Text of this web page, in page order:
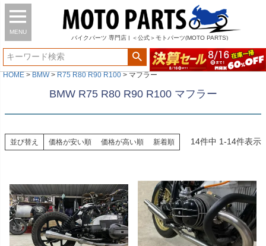
MENU
バイク パーツ 専門店 | ＜公式＞モトパーツ(MOTO PARTS)
HOME BMW R75 R80 R90 R100 マフラー
BMW R75 R80 R90 R100 マフラー
並び替え 価格が安い順 価格が高い順 新着順 14件中 1-14件表示